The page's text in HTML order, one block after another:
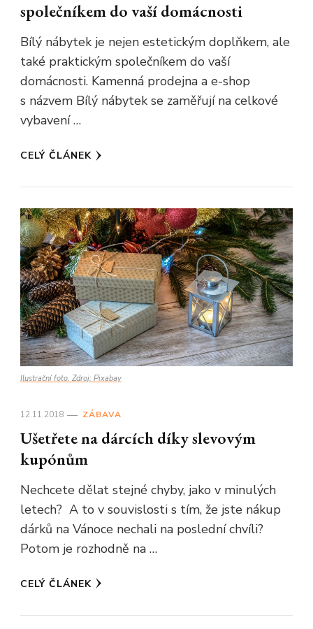
společníkem do vaší domácnosti
Bílý nábytek je nejen estetickým doplňkem, ale
také praktickým společníkem do vaší
domácnosti. Kamenná prodejna a e-shop
s názvem Bílý nábytek se zaměřují na celkové
vybavení …
CELÝ ČLÁNEK
Ilustrační foto. Zdroj: Pixabay
12.11.2018 ZÁBAVA
Ušetřete na dárcích díky slevovým
kupónům
Nechcete dělat stejné chyby, jako v minulých
letech? A to v souvislosti s tím, že jste nákup
dárků na Vánoce nechali na poslední chvíli?
Potom je rozhodně na …
CELÝ ČLÁNEK